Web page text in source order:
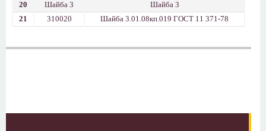
20 Шайба 3
Шайба 3
21
310020 Шайба 3.01.08кп.019 ГОСТ 11 371-78